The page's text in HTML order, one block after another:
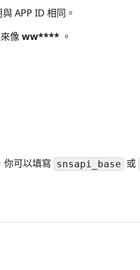
APP ID 相同。
像ww**** 。
你可以填寫 snsapi_base 或